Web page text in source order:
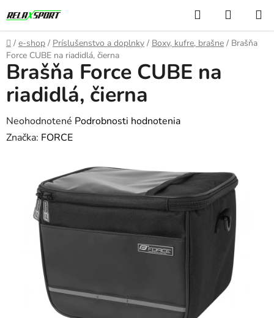
na
obsah
Hľadať
KOŠÍK
Domov
/ e-shop / Príslušenstvo a doplnky / Boxy, kufre, brašne / Brašňa
Force CUBE na riadidlá, čierna
Brašňa Force CUBE na
riadidlá, čierna
Priemerné
hodnotenie
hviezdičiek.
Neohodnotené Podrobnosti hodnotenia
Značka: FORCE